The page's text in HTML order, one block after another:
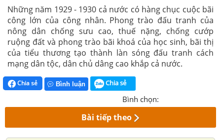
Những năm 1929 - 1930 cả nước có hàng chục cuộc bãi
công lớn của công nhân. Phong trào đấu tranh của
nông dân chống sưu cao, thuế nặng, chống cướp
ruộng đất và phong trào bãi khoá của học sinh, bãi thị
của tiểu thương tạo thành làn sóng đấu tranh cách
mạng dân tộc, dân chủ dâng cao khắp cả nước.
Chia sẻ Bình luận Chia sẻ
Bình chọn:
Bài tiếp theo